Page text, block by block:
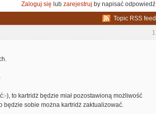
Zaloguj się lub zarejestruj by napisać odpowiedź
Topic RSS feed
1
), to kartridż będzie miał pozostawioną możliwość
będzie sobie można kartridż zaktualizować.